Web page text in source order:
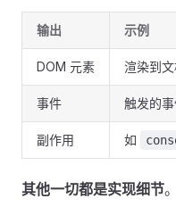
输出 示例
DOM 元素 渲染到
事件 触发的
副作用 如
其他一切都是实现细节。